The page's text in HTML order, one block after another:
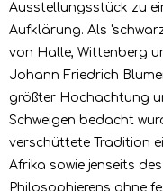
Ausstellungsstück zu
Aufklärung. Als
von Halle, Wittenberg
Johann Friedrich
größter Hochachtung
Schweigen bedacht
verschüttete Tradition
Afrika sowie jenseits
Philosophierens ohne